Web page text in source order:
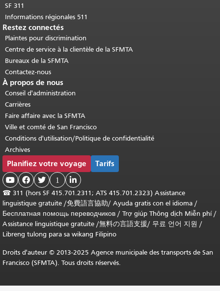
SF 311
Informations régionales 511
Restez connectés
Plaintes pour discrimination
Centre de service à la clientèle de la SFMTA
Bureaux de la SFMTA
Contactez-nous
À propos de nous
Conseil d'administration
Carrières
Faire affaire avec la SFMTA
Ville et comté de San Francisco
Conditions d'utilisation/Politique de confidentialité
Archives
Planifiez votre voyage Tarifs
   1 
☎ 311 (hors SF 415.701.2311; ATS 415.701.2323) Assistance
linguistique gratuite /免費語言協助/ Ayuda gratis con el idioma /
Бесплатная помощь переводчиков / Trợ giúp Thông dịch Miễn phí/
Assistance linguistique gratuite /無料の言語支援/ 무료 언어 지원 /
Libreng tulong para sa wikang Filipino
Droits d'auteur © 2013-2025 Agence municipale des transports de San
Francisco (SFMTA). Tous droits réservés.